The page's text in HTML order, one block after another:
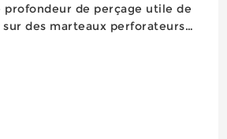
profondeur de perçage utile de
des marteaux perforateurs